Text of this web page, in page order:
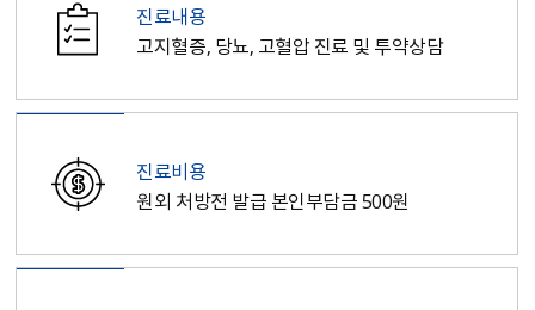
진료내용
고지혈증, 당뇨, 고혈압 진료 및 투약상담
진료비용
원외 처방전 발급 본인부담금 500원